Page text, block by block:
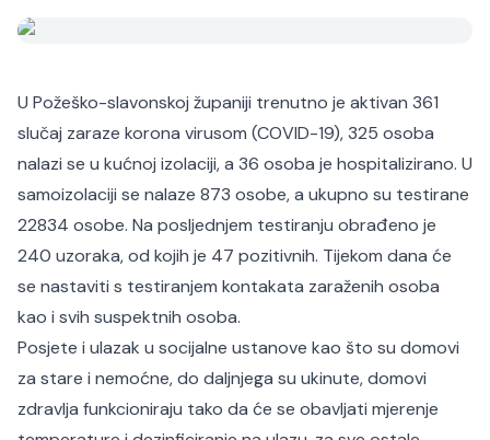
U Požeško-slavonskoj županiji trenutno je aktivan 361
slučaj zaraze korona virusom (COVID-19), 325 osoba
nalazi se u kućnoj izolaciji, a 36 osoba je hospitalizirano. U
samoizolaciji se nalaze 873 osobe, a ukupno su testirane
22834 osobe. Na posljednjem testiranju obrađeno je
240 uzoraka, od kojih je 47 pozitivnih. Tijekom dana će
se nastaviti s testiranjem kontakata zaraženih osoba
kao i svih suspektnih osoba.
Posjete i ulazak u socijalne ustanove kao što su domovi
za stare i nemoćne, do daljnjega su ukinute, domovi
zdravlja funkcioniraju tako da će se obavljati mjerenje